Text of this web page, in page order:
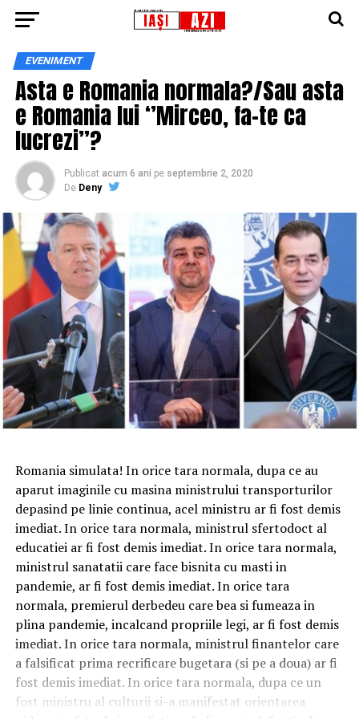
EVENIMENT
Asta e Romania normala?/Sau asta
e Romania lui ‘’Mirceo, fa-te ca
lucrezi”?
Publicat acum 6 ani pe septembrie 2, 2020
De Deny
Romania simulata! In orice tara normala, dupa ce au
aparut imaginile cu masina ministrului transporturilor
depasind pe linie continua, acel ministru ar fi fost demis
imediat. In orice tara normala, ministrul sfertodoct al
educatiei ar fi fost demis imediat. In orice tara normala,
ministrul sanatatii care face bisnita cu masti in
pandemie, ar fi fost demis imediat. In orice tara
normala, premierul derbedeu care bea si fumeaza in
plina pandemie, incalcand propriile legi, ar fi fost demis
imediat. In orice tara normala, ministrul finantelor care
a falsificat prima recrificare bugetara (si pe a doua) ar fi
fost demis imediat. In orice tara normala, dupa ce un
fost ministru al culturii si-a manifestat orientarea